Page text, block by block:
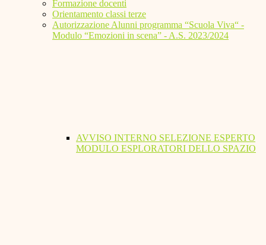
Formazione docenti
Orientamento classi terze
Autorizzazione Alunni programma “Scuola Viva“ -
Modulo “Emozioni in scena” - A.S. 2023/2024
AVVISO INTERNO SELEZIONE ESPERTO
MODULO ESPLORATORI DELLO SPAZIO